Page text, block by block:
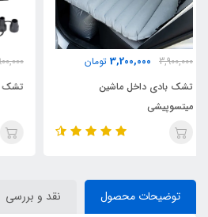
3,900,000
3,200,000
تشک بادی داخل ماشین کلوت
توضیحات محصول نقد و بررسی